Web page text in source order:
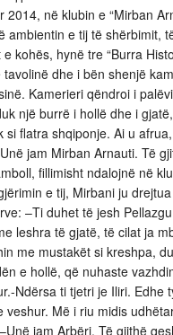
2014, në klubin e “Mirban
ambientin e tij të shërbimit,
kohës, hynë tre “Burra
tavolinë dhe i bën shenjë
Kamerieri qëndroi i
një burrë i hollë dhe i
si flatra shqiponje. Ai u
jam Mirban Arnauti. Të
fillimisht ndalojnë në
e tij, Mirbani ju
–Ti duhet të jesh
leshra të gjatë, të cilat ja
me mustakët si kreshpa,
e hollë, që nuhaste
Ndërsa ti tjetri je Iliri. Edhe
veshur. Më i riu midis
jam Arbëri. Të gjithë